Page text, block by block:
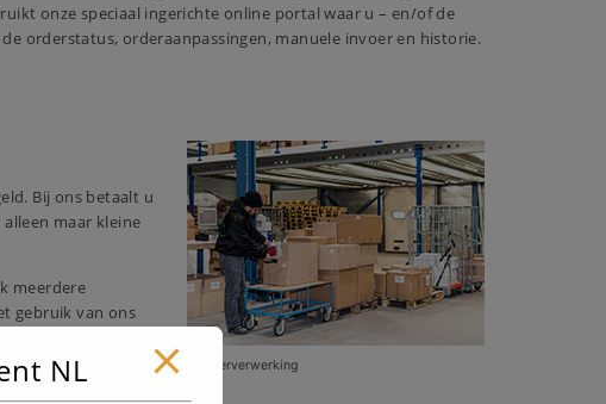
onze speciaal ingerichte online portal waar u ­­­­­– en/of de
orderstatus, orderaanpassingen, manuele invoer en historie.
Orderverwerking
Bij ons betaalt u
maar kleine
meerdere
gebruik van ons
NL